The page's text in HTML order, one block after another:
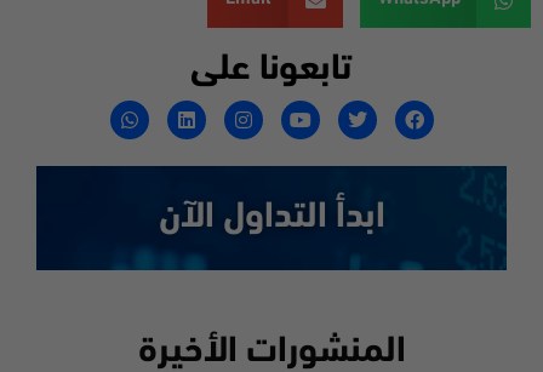
تابعونا على
ابدأ التداول الآن
المنشورات الأخيرة